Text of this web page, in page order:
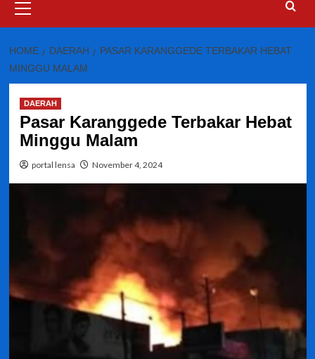
Menu
HOME DAERAH
PASAR KARANGGEDE TERBAKAR HEBAT
MINGGU MALAM
DAERAH
Pasar Karanggede Terbakar Hebat
Minggu Malam
portal lensa November 4, 2024